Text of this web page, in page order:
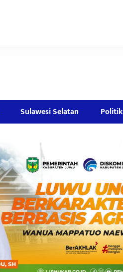
Sulawesi Selatan Politik